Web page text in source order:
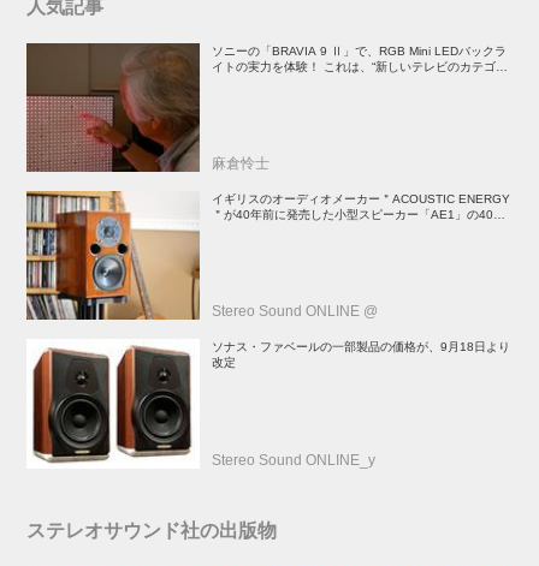
人気記事
ソニーの「BRAVIA 9 Ⅱ」で、RGB Mini LEDバックラ
イトの実力を体験！ これは、“新しいテレビのカテゴリ
麻倉怜士
イギリスのオーディオメーカー＂ACOUSTIC ENERGY
＂が40年前に発売した小型スピーカー「AE1」の40周
Stereo Sound ONLINE @
ソナス・ファベールの一部製品の価格が、9月18日より
改定
Stereo Sound ONLINE_y
ステレオサウンド社の出版物